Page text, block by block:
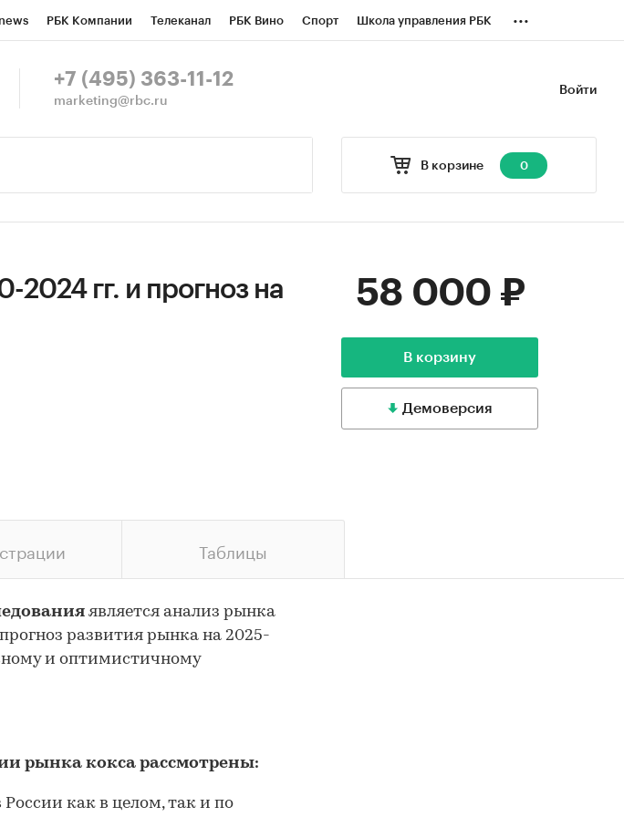
РБК Компании Телеканал РБК Вино Спорт Школа управления РБК
СПб Спецпроекты
...
Войти
+7 (495) 363-11-12
marketing@rbc.ru
В корзине 0
2024 гг. и прогноз на
58 000 ₽
В корзину
Демоверсия
Таблицы
является анализ рынка
развития рынка на 2025-
и оптимистичному
рынка кокса рассмотрены:
как в целом, так и по